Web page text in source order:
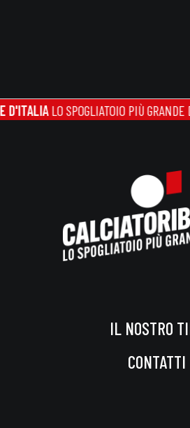
LO SPOGLIATOIO PIÙ GRANDE
IL NOSTRO
CONTATTI